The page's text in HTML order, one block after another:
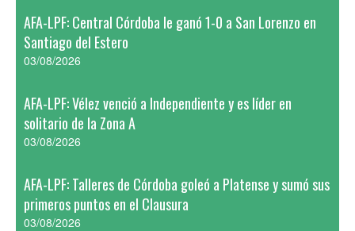
AFA-LPF: Central Córdoba le ganó 1-0 a San Lorenzo en
Santiago del Estero
03/08/2026
AFA-LPF: Vélez venció a Independiente y es líder en
solitario de la Zona A
03/08/2026
AFA-LPF: Talleres de Córdoba goleó a Platense y sumó sus
primeros puntos en el Clausura
03/08/2026